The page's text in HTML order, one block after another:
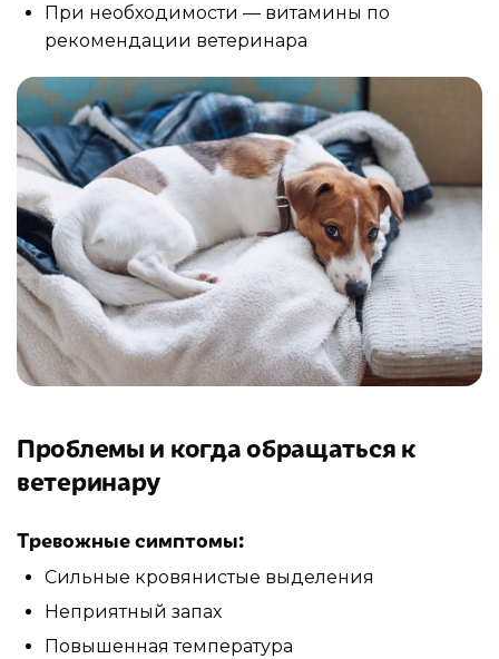
При необходимости — витамины по
рекомендации ветеринара
Проблемы и когда обращаться к
ветеринару
Тревожные симптомы:
Сильные кровянистые выделения
Неприятный запах
Повышенная температура